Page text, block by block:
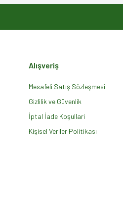
Gönder
Alışveriş
Mesafeli Satış Sözleşmesi
Gizlilik ve Güvenlik
İptal İade Koşullari
Kişisel Veriler Politikası